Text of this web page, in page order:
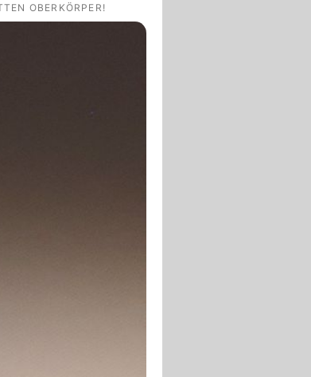
OBERKÖRPER!